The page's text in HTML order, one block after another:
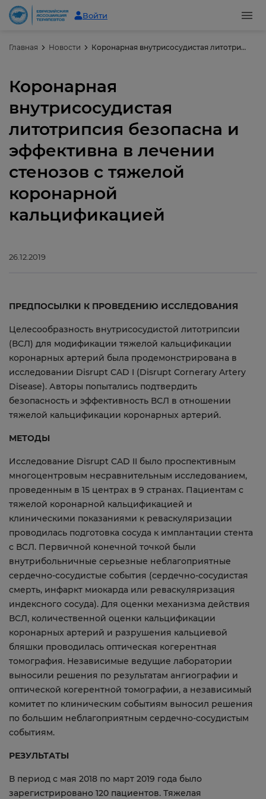
Войти
Главная Новости Коронарная внутрисосудистая литотрипсия безопасна и эффективна в лечении стенозов с тяжелой коронарной кальцификацией
Коронарная
внутрисосудистая
литотрипсия безопасна и
эффективна в лечении
стенозов с тяжелой
коронарной
кальцификацией
26.12.2019
ПРЕДПОСЫЛКИ К ПРОВЕДЕНИЮ ИССЛЕДОВАНИЯ
Целесообразность внутрисосудистой литотрипсии
(ВСЛ) для модификации тяжелой кальцификации
коронарных артерий была продемонстрирована в
исследовании Disrupt CAD I (Disrupt Cornerary Artery
Disease). Авторы попытались подтвердить
безопасность и эффективность ВСЛ в отношении
тяжелой кальцификации коронарных артерий.
МЕТОДЫ
Исследование Disrupt CAD II было проспективным
многоцентровым несравнительным исследованием,
проведенным в 15 центрах в 9 странах. Пациентам с
тяжелой коронарной кальцификацией и
клиническими показаниями к реваскуляризации
проводилась подготовка сосуда к имплантации стента
с ВСЛ. Первичной конечной точкой были
внутрибольничные серьезные неблагоприятные
сердечно-сосудистые события (сердечно-сосудистая
смерть, инфаркт миокарда или реваскуляризация
индексного сосуда). Для оценки механизма действия
ВСЛ, количественной оценки кальцификации
коронарных артерий и разрушения кальциевой
бляшки проводилась оптическая когерентная
томография. Независимые ведущие лаборатории
выносили решения по результатам ангиографии и
оптической когерентной томографии, а независимый
комитет по клиническим событиям выносил решения
по большим неблагоприятным сердечно-сосудистым
событиям.
РЕЗУЛЬТАТЫ
В период с мая 2018 по март 2019 года было
зарегистрировано 120 пациентов. Тяжелая